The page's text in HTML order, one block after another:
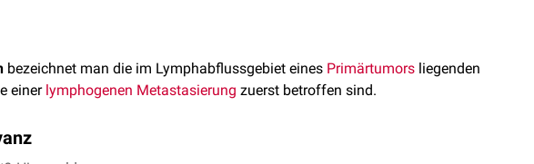
bezeichnet man die im Lymphabflussgebiet eines Primärtumors liegenden
einer lymphogenen Metastasierung zuerst betroffen sind.